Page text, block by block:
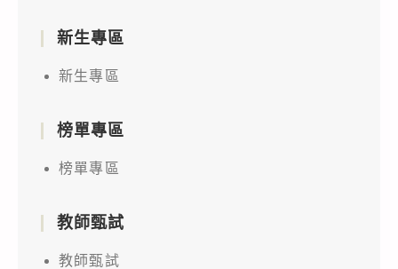
新生專區
新生專區
榜單專區
榜單專區
教師甄試
教師甄試